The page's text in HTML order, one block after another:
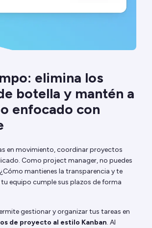
elimina los
botella y mantén a
enfocado con
en movimiento, coordinar proyectos
Como project manager, no puedes
mantienes la transparencia y te
tu equipo cumple sus plazos de forma
gestionar y organizar tus tareas en
de proyecto al estilo Kanban. Al